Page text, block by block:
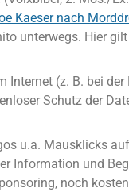
Kaeser nach
unterwegs. Hier gilt
Internet (z. B. bei
Schutz der
u.a. Mausklicks
Information und
noch